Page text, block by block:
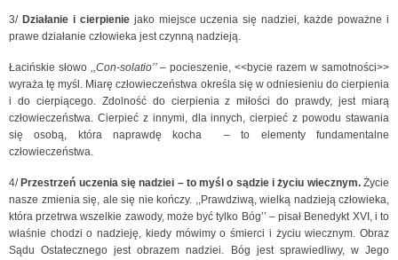
3/ Działanie i cierpieniejako miejsce uczenia się nadziei, każde poważne i
prawe działanie człowieka jest czynną nadzieją.
Łacińskie słowo ,,Con-solatio’’ – pocieszenie, <<bycie razem w samotności>>
wyraża tę myśl. Miarę człowieczeństwa określa się w odniesieniu do cierpienia
i do cierpiącego. Zdolność do cierpienia z miłości do prawdy, jest miarą
człowieczeństwa. Cierpieć z innymi, dla innych, cierpieć z powodu stawania
się osobą, która naprawdę kocha – to elementy fundamentalne
człowieczeństwa.
4/ Przestrzeń uczenia się nadziei – to myśl o sądzie i życiu wiecznym.Życie
nasze zmienia się, ale się nie kończy. ,,Prawdziwą, wielką nadzieją człowieka,
która przetrwa wszelkie zawody, może być tylko Bóg’’ – pisał Benedykt XVI, i to
właśnie chodzi o nadzieję, kiedy mówimy o śmierci i życiu wiecznym. Obraz
Sądu Ostatecznego jest obrazem nadziei. Bóg jest sprawiedliwy, w Jego